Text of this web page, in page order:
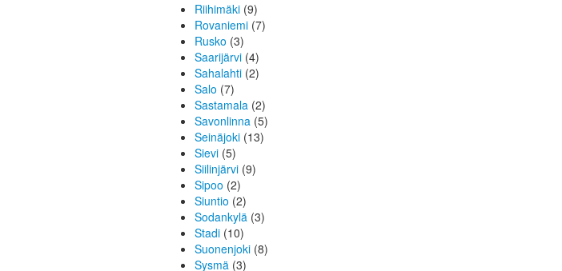
Riihimäki (9)
Rovaniemi (7)
Rusko (3)
Saarijärvi (4)
Sahalahti (2)
Salo (7)
Sastamala (2)
Savonlinna (5)
Seinäjoki (13)
Sievi (5)
Siilinjärvi (9)
Sipoo (2)
Siuntio (2)
Sodankylä (3)
Stadi (10)
Suonenjoki (8)
Sysmä (3)